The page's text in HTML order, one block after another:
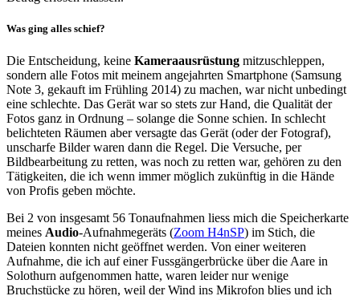
Was ging alles schief?
Die Entscheidung, keine Kameraausrüstung mitzuschleppen,
sondern alle Fotos mit meinem angejahrten Smartphone (Samsung
Note 3, gekauft im Frühling 2014) zu machen, war nicht unbedingt
eine schlechte. Das Gerät war so stets zur Hand, die Qualität der
Fotos ganz in Ordnung – solange die Sonne schien. In schlecht
belichteten Räumen aber versagte das Gerät (oder der Fotograf),
unscharfe Bilder waren dann die Regel. Die Versuche, per
Bildbearbeitung zu retten, was noch zu retten war, gehören zu den
Tätigkeiten, die ich wenn immer möglich zukünftig in die Hände
von Profis geben möchte.
Bei 2 von insgesamt 56 Tonaufnahmen liess mich die Speicherkarte
meines Audio-Aufnahmegeräts (Zoom H4nSP) im Stich, die
Dateien konnten nicht geöffnet werden. Von einer weiteren
Aufnahme, die ich auf einer Fussgängerbrücke über die Aare in
Solothurn aufgenommen hatte, waren leider nur wenige
Bruchstücke zu hören, weil der Wind ins Mikrofon blies und ich